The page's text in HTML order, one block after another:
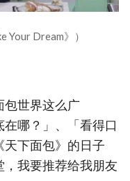
Your Dream》）
包世界这么广
哪？」、「看得口
下面包》的日子
我要推荐给我朋友